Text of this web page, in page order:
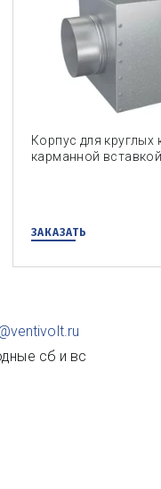
Корпус для круглых
карманной вставкой
ЗАКАЗАТЬ
сб и вс